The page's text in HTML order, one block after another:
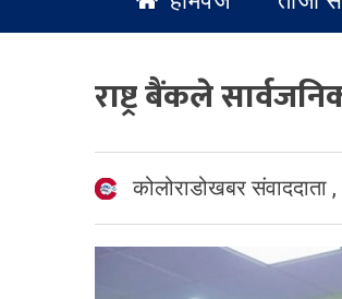
राष्ट्र बैंकले
कोलोराडोखबर संवाददाता ,